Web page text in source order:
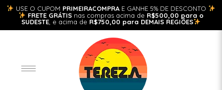
USE O CUPOM PRIMEIRACOMPRA E GANHE 5% DE DESCONTO
FRETE GRÁTISnas compras acima de R$500,00 para o
SUDESTE , e acima de R$750,00 para DEMAIS REGIÕES